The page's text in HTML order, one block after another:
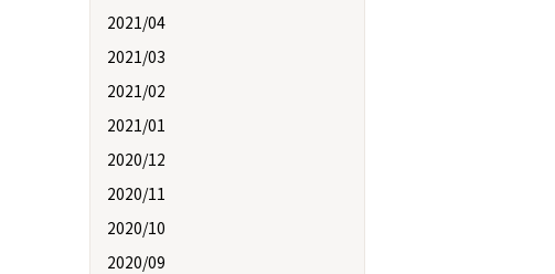
2021/04
2021/03
2021/02
2021/01
2020/12
2020/11
2020/10
2020/09